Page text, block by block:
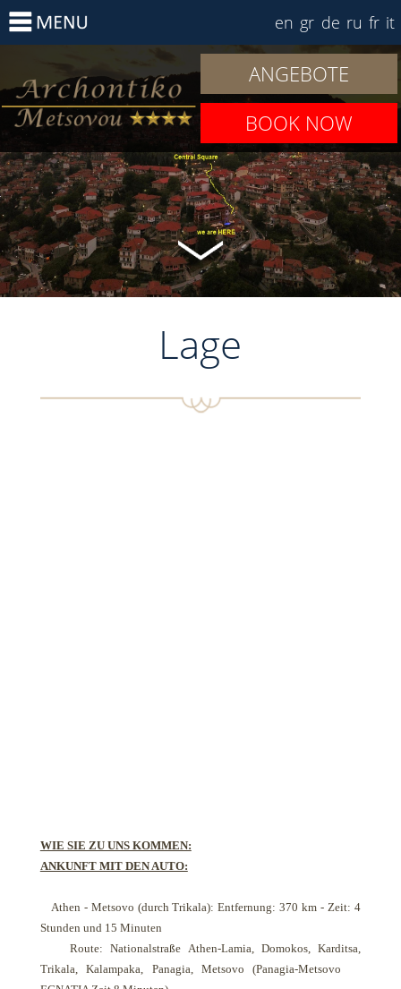
en gr de ru fr it
ANGEBOTE
BOOK NOW
Lage
WIE SIE ZU UNS KOMMEN:
ANKUNFT MIT DEN AUTO:
Athen - Metsovo (durch Trikala): Entfernung: 370 km - Zeit: 4
Stunden und 15 Minuten
Route: Nationalstraße Athen-Lamia, Domokos, Karditsa,
Trikala, Kalampaka, Panagia, Metsovo (Panagia-Metsovo